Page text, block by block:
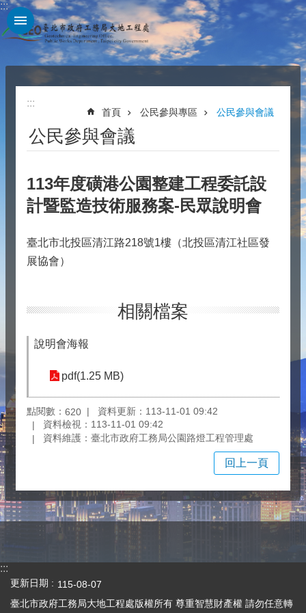
跳到主要內容區塊
:::
:::
首頁 公民參與專區 公民參與會議
公民參與會議
113年度磺港公園整建工程委託設
計暨監造技術服務案-民眾說明會
臺北市北投區清江路218號1樓（北投區清江社區發
展協會）
相關檔案
說明會海報
pdf(1.25 MB)
點閱數： 620
資料更新：113-11-01 09:42
資料檢視：113-11-01 09:42
資料維護：臺北市政府工務局公園路燈工程管理處
回上一頁
:::
更新日期
115-08-07
臺北市政府工務局大地工程處版權所有 尊重智慧財產權 請勿任意轉